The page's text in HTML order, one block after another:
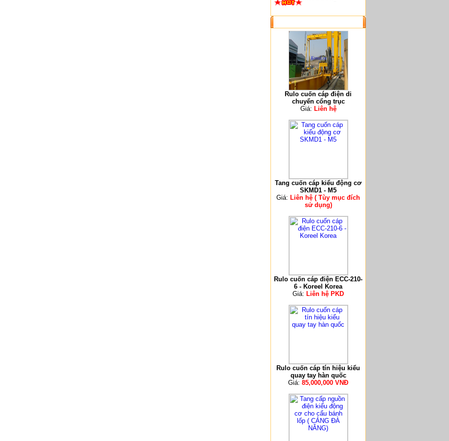
Rulo cuốn cáp điện di
chuyển cổng trục
Giá: Liên hệ
Tang cuốn cáp kiểu động cơ
SKMD1 - M5
Giá: Liên hệ ( Tùy mục đích
sử dụng)
Rulo cuốn cáp điện ECC-210-
6 - Koreel Korea
Giá: Liên hệ PKD
Rulo cuốn cáp tín hiệu kiểu
quay tay hàn quốc
Giá: 85,000,000 VNĐ